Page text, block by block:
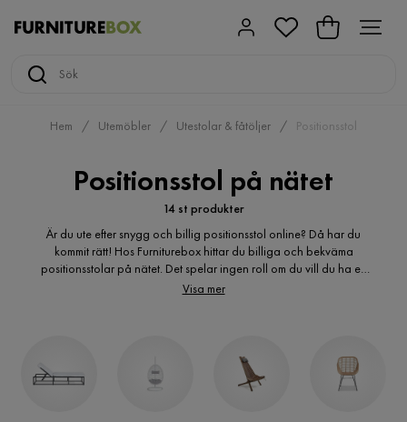
Hem Utemöbler Utestolar & fåtöljer Positionsstol
Positionsstol på nätet
14 st produkter
Är du ute efter snygg och billig positionsstol online? Då har du
kommit rätt! Hos Furniturebox hittar du billiga och bekväma
positionsstolar på nätet. Det spelar ingen roll om du vill du ha ett
klassiskt eller modernt uttryck, här hittar du många varianter av
Hopfällbar positionsstolar? Hos oss hittar du den billiga
positionsstol du söker. Positionsstolar online i många olika
varianter för en trivsammare uteplats.
Visa mer